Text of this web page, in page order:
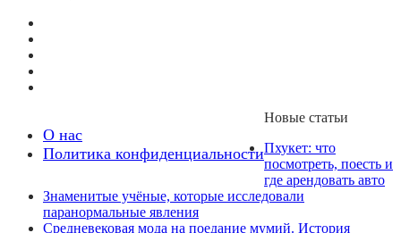
О нас
Политика конфиденциальности
Новые статьи
Пхукет: что
посмотреть, поесть и
где арендовать авто
Знаменитые учёные, которые исследовали
паранормальные явления
Средневековая мода на поедание мумий. История